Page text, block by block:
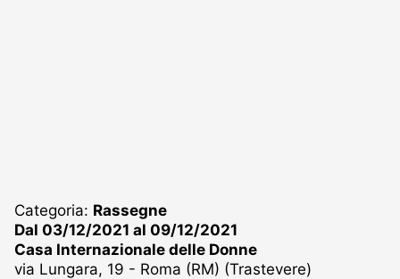
Categoria: Rassegne
Dal 03/12/2021 al 09/12/2021
Casa Internazionale delle Donne
via Lungara, 19 - Roma (RM) (Trastevere)